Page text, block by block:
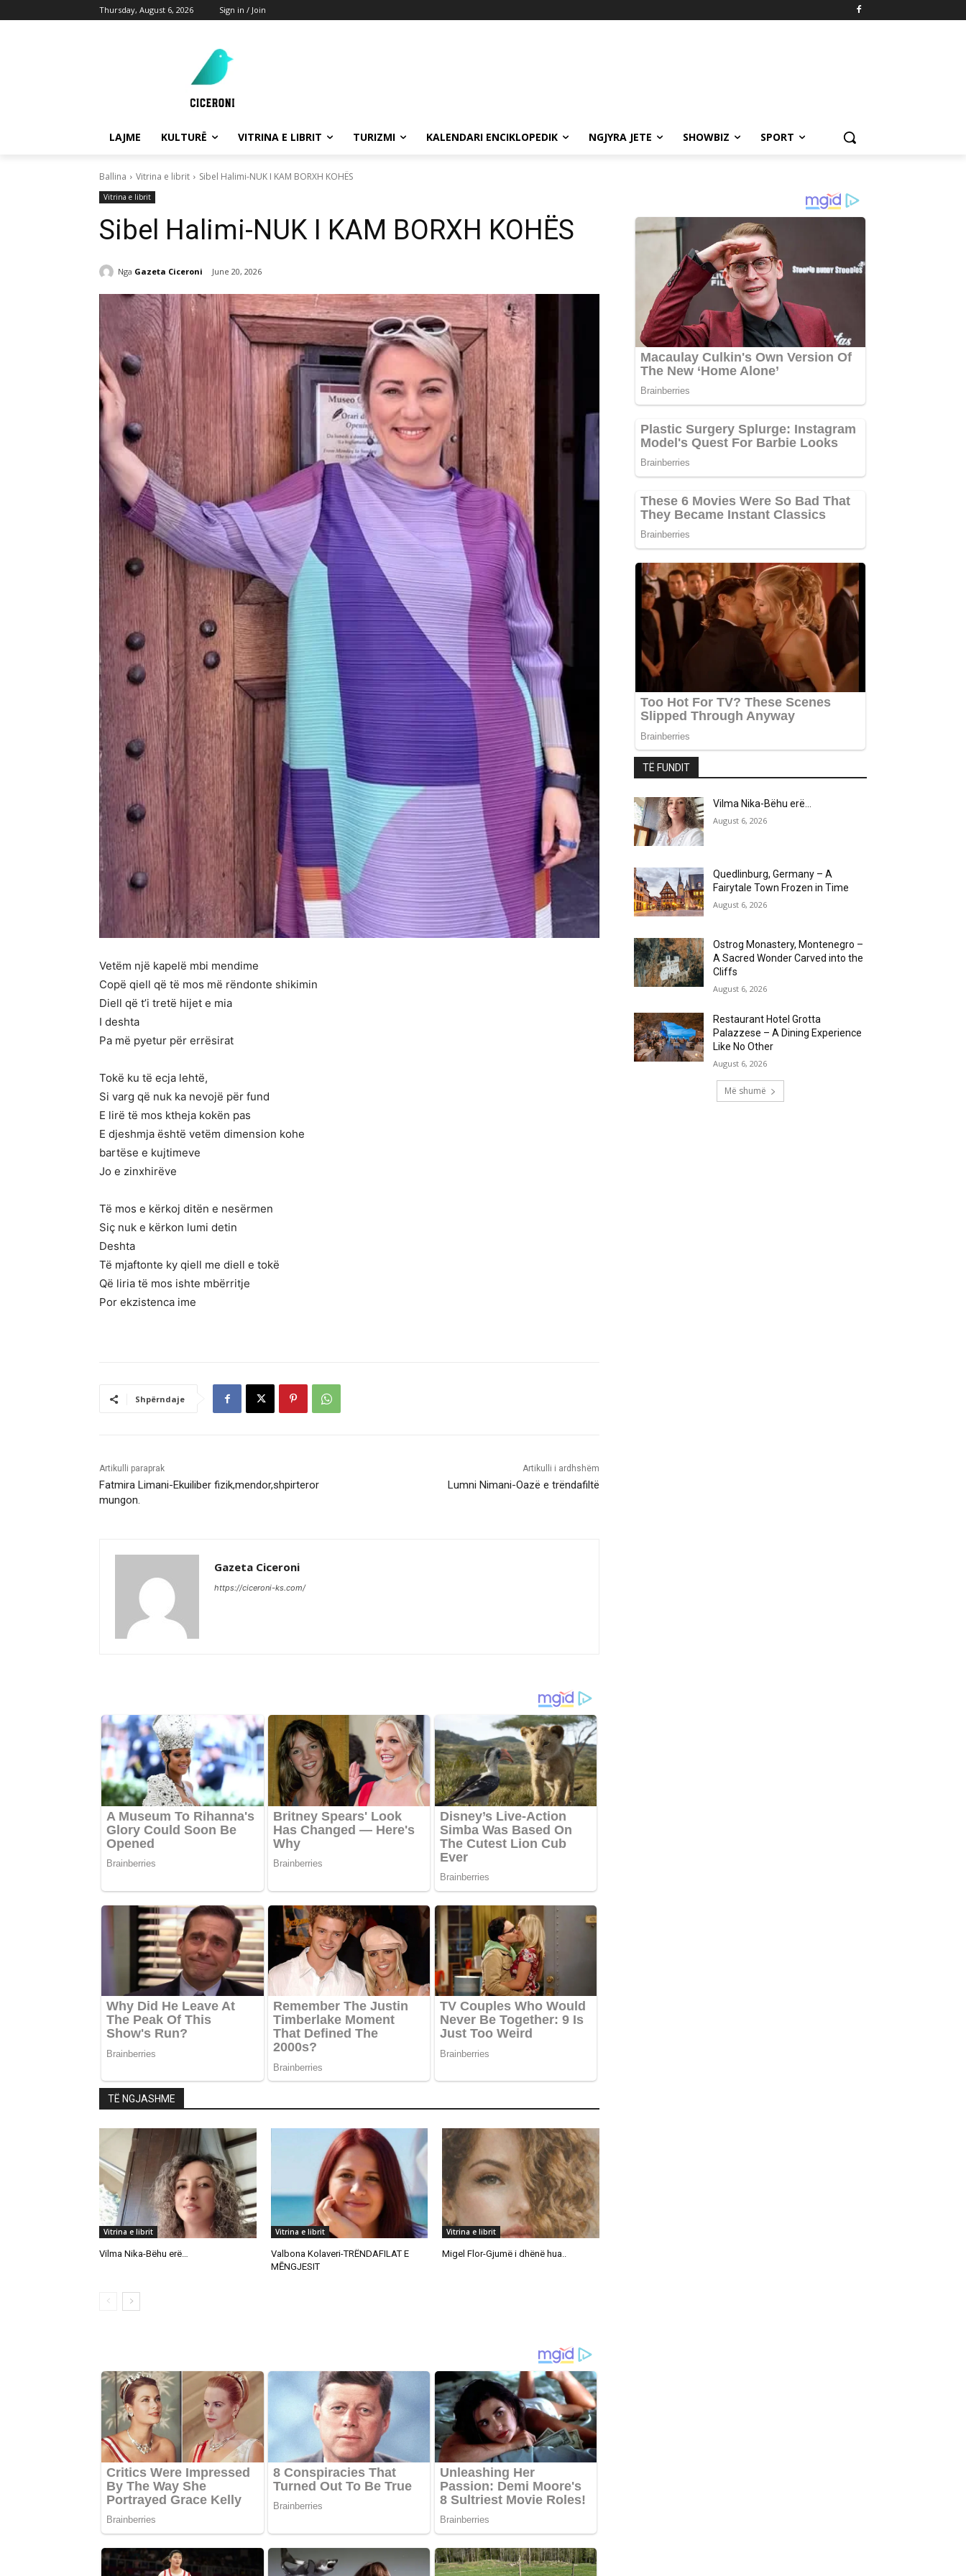
Thursday, August 6, 2026 Sign in / Join
LAJME KULTURË VITRINA E LIBRIT TURIZMI KALENDARI ENCIKLOPEDIK NGJYRA JETE SHOWBIZ SPORT
Ballina Vitrina e librit Sibel Halimi-NUK I KAM BORXH KOHËS
Vitrina e librit
Sibel Halimi-NUK I KAM BORXH KOHËS
Nga Gazeta Ciceroni June 20, 2026
Vetëm një kapelë mbi mendime
Copë qiell që të mos më rëndonte shikimin
Diell që t’i tretë hijet e mia
I deshta
Pa më pyetur për errësirat
Tokë ku të ecja lehtë,
Si varg që nuk ka nevojë për fund
E lirë të mos ktheja kokën pas
E djeshmja është vetëm dimension kohe
bartëse e kujtimeve
Jo e zinxhirëve
Të mos e kërkoj ditën e nesërmen
Siç nuk e kërkon lumi detin
Deshta
Të mjaftonte ky qiell me diell e tokë
Që liria të mos ishte mbërritje
Por ekzistenca ime
Shpërndaje
Artikulli paraprak
Fatmira Limani-Ekuiliber fizik,mendor,shpirteror
mungon.
Artikulli i ardhshëm
Lumni Nimani-Oazë e trëndafiltë
Gazeta Ciceroni
https://ciceroni-ks.com/
TË NGJASHME
Vitrina e librit
Vilma Nika-Bëhu erë…
Vitrina e librit
Valbona Kolaveri-TRËNDAFILAT E
MĒNGJESIT
Vitrina e librit
Migel Flor-Gjumë i dhënë hua..
TË FUNDIT
Vilma Nika-Bëhu erë…
August 6, 2026
Quedlinburg, Germany – A
Fairytale Town Frozen in Time
August 6, 2026
Ostrog Monastery, Montenegro –
A Sacred Wonder Carved into the
Cliffs
August 6, 2026
Restaurant Hotel Grotta
Palazzese – A Dining Experience
Like No Other
August 6, 2026
Më shumë